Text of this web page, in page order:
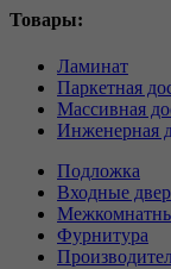
Товары:
Ламинат
Паркетная
Массивная
Инженерная
Подложка
Входные
Фурнитура